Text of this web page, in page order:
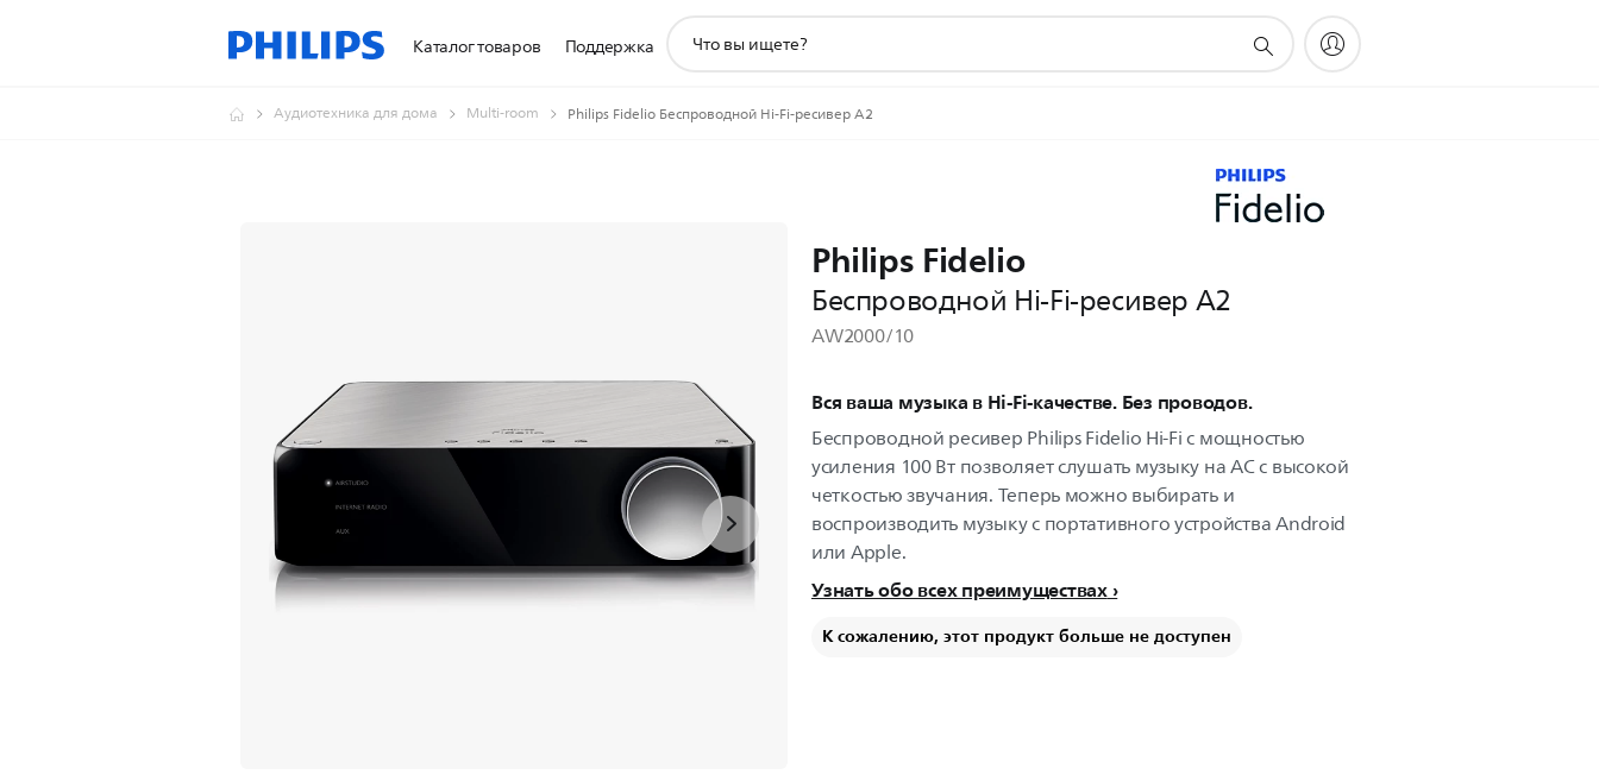
Каталог товаров Поддержка
поддержки
Аудиотехника для дома Multi-room Philips Fidelio Беспроводной Hi-Fi-ресивер A2
Philips Fidelio
Беспроводной Hi-Fi-ресивер A2
AW2000/10
Вся ваша музыка в Hi-Fi-качестве. Без проводов.
Беспроводной ресивер Philips Fidelio Hi-Fi с мощностью
усиления 100 Вт позволяет слушать музыку на АС с высокой
четкостью звучания. Теперь можно выбирать и
воспроизводить музыку с портативного устройства Android
или Apple.
Узнать обо всех преимуществах
К сожалению, этот продукт больше не доступен